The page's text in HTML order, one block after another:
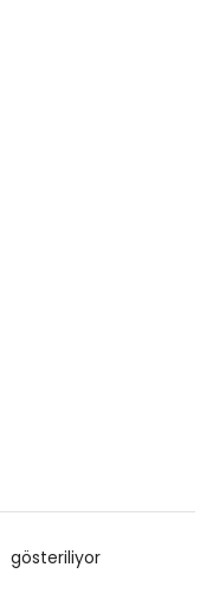
gösteriliyor